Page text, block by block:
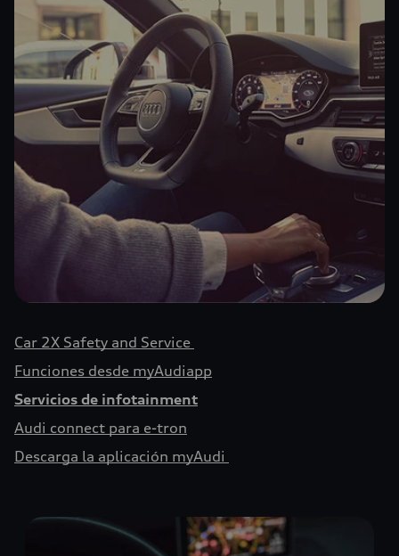
Car 2X Safety and Service
Funciones desde myAudiapp
Servicios de infotainment
Audi connect para e-tron
Descarga la aplicación myAudi